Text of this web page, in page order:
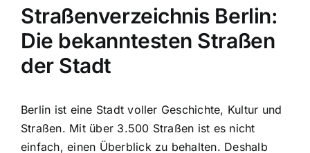
Straßenverzeichnis Berlin:
Die bekanntesten Straßen
der Stadt
Berlin ist eine Stadt voller Geschichte, Kultur und
Straßen. Mit über 3.500 Straßen ist es nicht
einfach, einen Überblick zu behalten. Deshalb